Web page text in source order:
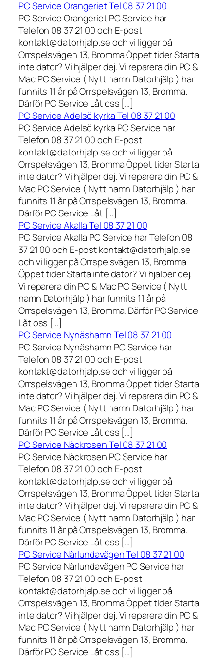
PC Service Orangeriet Tel 08 37 21 00
PC Service Orangeriet PC Service har
Telefon 08 37 21 00 och E-post
kontakt@datorhjalp.se och vi ligger på
Orrspelsvägen 13, Bromma Öppet tider Starta
inte dator? Vi hjälper dej. Vi reparera din PC &
Mac PC Service ( Nytt namn Datorhjälp ) har
funnits 11 år på Orrspelsvägen 13, Bromma.
Därför PC Service Låt oss […]
PC Service Adelsö kyrka Tel 08 37 21 00
PC Service Adelsö kyrka PC Service har
Telefon 08 37 21 00 och E-post
kontakt@datorhjalp.se och vi ligger på
Orrspelsvägen 13, Bromma Öppet tider Starta
inte dator? Vi hjälper dej. Vi reparera din PC &
Mac PC Service ( Nytt namn Datorhjälp ) har
funnits 11 år på Orrspelsvägen 13, Bromma.
Därför PC Service Låt […]
PC Service Akalla Tel 08 37 21 00
PC Service Akalla PC Service har Telefon 08
37 21 00 och E-post kontakt@datorhjalp.se
och vi ligger på Orrspelsvägen 13, Bromma
Öppet tider Starta inte dator? Vi hjälper dej.
Vi reparera din PC & Mac PC Service ( Nytt
namn Datorhjälp ) har funnits 11 år på
Orrspelsvägen 13, Bromma. Därför PC Service
Låt oss […]
PC Service Nynäshamn Tel 08 37 21 00
PC Service Nynäshamn PC Service har
Telefon 08 37 21 00 och E-post
kontakt@datorhjalp.se och vi ligger på
Orrspelsvägen 13, Bromma Öppet tider Starta
inte dator? Vi hjälper dej. Vi reparera din PC &
Mac PC Service ( Nytt namn Datorhjälp ) har
funnits 11 år på Orrspelsvägen 13, Bromma.
Därför PC Service Låt oss […]
PC Service Näckrosen Tel 08 37 21 00
PC Service Näckrosen PC Service har
Telefon 08 37 21 00 och E-post
kontakt@datorhjalp.se och vi ligger på
Orrspelsvägen 13, Bromma Öppet tider Starta
inte dator? Vi hjälper dej. Vi reparera din PC &
Mac PC Service ( Nytt namn Datorhjälp ) har
funnits 11 år på Orrspelsvägen 13, Bromma.
Därför PC Service Låt oss […]
PC Service Närlundavägen Tel 08 37 21 00
PC Service Närlundavägen PC Service har
Telefon 08 37 21 00 och E-post
kontakt@datorhjalp.se och vi ligger på
Orrspelsvägen 13, Bromma Öppet tider Starta
inte dator? Vi hjälper dej. Vi reparera din PC &
Mac PC Service ( Nytt namn Datorhjälp ) har
funnits 11 år på Orrspelsvägen 13, Bromma.
Därför PC Service Låt oss […]